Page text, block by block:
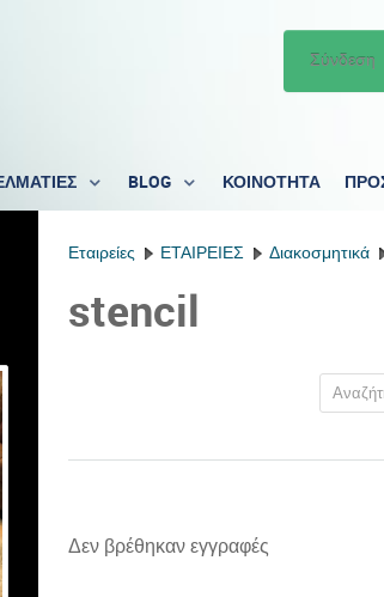
Σύνδεση
BLOG ΚΟΙΝΟΤΗΤΑ
Εταιρείες ΕΤΑΙΡΕΙΕΣ Διακοσμητικά
stencil
Δεν βρέθηκαν εγγραφές